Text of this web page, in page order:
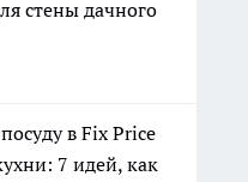
стены дачного
в Fix Price
7 идей, как